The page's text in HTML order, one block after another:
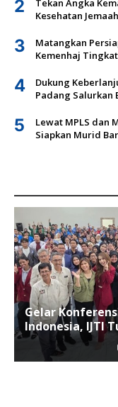
2
Tekan Angka
Kesehatan
3
Matangkan
Kemenhaj
4
Dukung
Padang Salurkan
5
Lewat MPLS dan
Siapkan Murid
Gelar
Indonesia, IJTI
Jurnalis Muda di